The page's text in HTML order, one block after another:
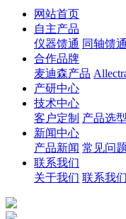
网站首页
自主产品
仪器馈通 同轴馈通
合作品牌
麦迪森产品
产研中心
技术中心
客户定制 产品选型
新闻中心
产品新闻 常见问题
联系我们
关于我们 联系我们